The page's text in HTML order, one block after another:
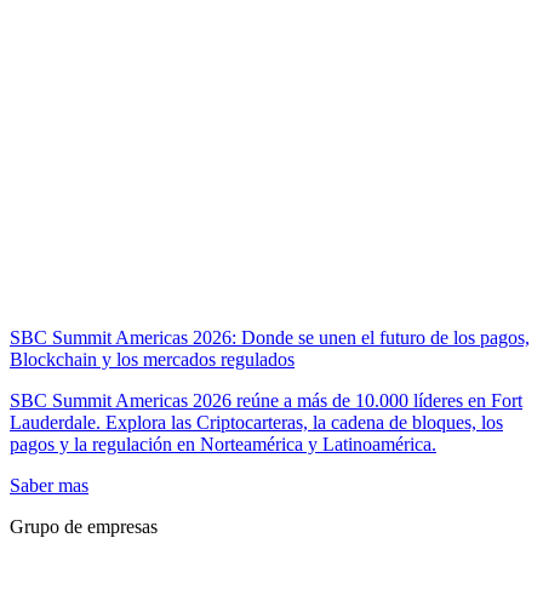
SBC Summit Americas 2026: Donde se unen el futuro de los pagos,
Blockchain y los mercados regulados
SBC Summit Americas 2026 reúne a más de 10.000 líderes en Fort
Lauderdale. Explora las Criptocarteras, la cadena de bloques, los
pagos y la regulación en Norteamérica y Latinoamérica.
Saber mas
Grupo de empresas